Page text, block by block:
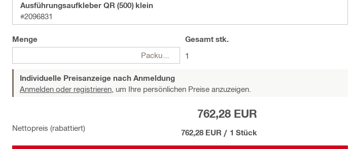
Ausführungsaufkleber QR (500) klein
#2096831
Menge
Gesamt stk.
1
Individuelle Preisanzeige nach Anmeldung
Anmelden oder registrieren, um Ihre persönlichen Preise anzuzeigen.
Nettopreis (rabattiert)
762,28 EUR
762,28 EUR / 1 Stück